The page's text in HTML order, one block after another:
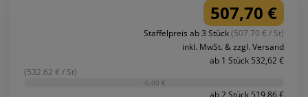
507,70 €
Staffelpreis ab 3 Stück(507.70 € / St)
inkl. MwSt. & zzgl. Versand
ab 1 Stück 532,62 €
(532.62 € / St)
-0,00 €
ab 2 Stück 519,86 €